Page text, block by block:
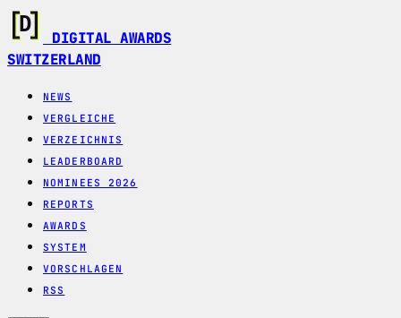
DIGITAL AWARDS
SWITZERLAND
NEWS
VERGLEICHE
VERZEICHNIS
LEADERBOARD
NOMINEES 2026
REPORTS
AWARDS
SYSTEM
VORSCHLAGEN
RSS